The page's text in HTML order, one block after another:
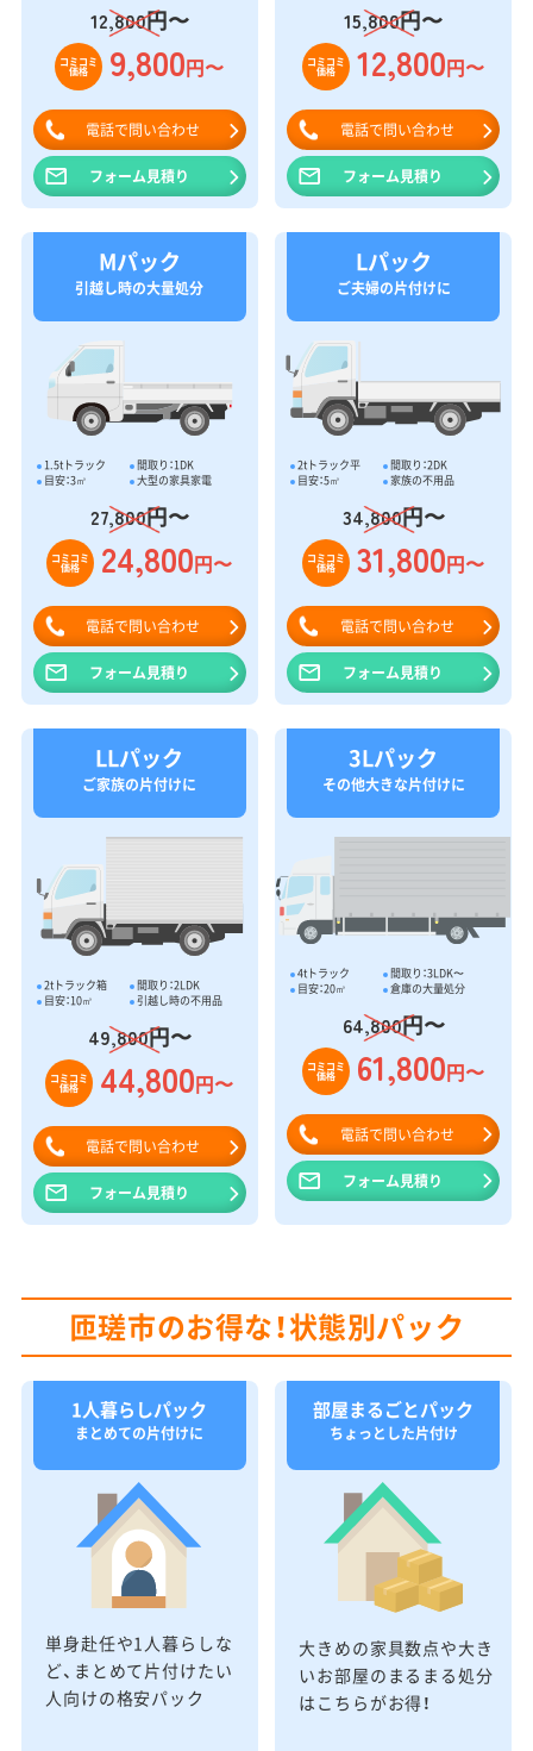
12,800円〜
コミコミ
価格 9,800円〜
電話で問い合わせ
フォーム見積り
15,800円〜
コミコミ
価格 12,800円〜
電話で問い合わせ
フォーム見積り
Mパック
引越し時の大量処分
1.5tトラック
間取り：1DK
目安：3㎥
大型の家具家電
27,800円〜
コミコミ
価格 24,800円〜
電話で問い合わせ
フォーム見積り
Lパック
ご夫婦の片付けに
2tトラック平
間取り：2DK
目安：5㎥
家族の不用品
34,800円〜
コミコミ
価格 31,800円〜
電話で問い合わせ
フォーム見積り
LLパック
ご家族の片付けに
2tトラック箱
間取り：2LDK
目安：10㎥
引越し時の不用品
49,800円〜
コミコミ
価格 44,800円〜
電話で問い合わせ
フォーム見積り
3Lパック
その他大きな片付けに
4tトラック
間取り：3LDK〜
目安：20㎥
倉庫の大量処分
64,800円〜
コミコミ
価格 61,800円〜
電話で問い合わせ
フォーム見積り
匝瑳市のお得な！状態別パック
1人暮らしパック
まとめての片付けに
単身赴任や1人暮らしな
ど、まとめて片付けたい
人向けの格安パック
部屋まるごとパック
ちょっとした片付け
大きめの家具数点や大き
いお部屋のまるまる処分
はこちらがお得！